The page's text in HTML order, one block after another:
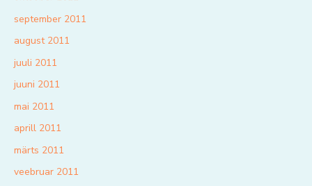
september 2011
august 2011
juuli 2011
juuni 2011
mai 2011
aprill 2011
märts 2011
veebruar 2011